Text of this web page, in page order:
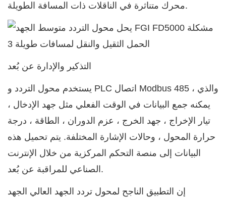
محرك متناثرة في الناقلات ذات المسافة الطويلة.
التذكير والإدارة عن بُعد
يستخدم محول التردد و PLC اتصال Modbus 485 ، والذي
يمكنه جمع البيانات في الوقت الفعلي مثل جهد الإدخال ،
تيار الإخراج ، جهد الخرج ، عزم الدوران ، الطاقة ، درجة
حرارة المحول ، وحالات الإشارة المختلفة. يتم تحميل هذه
البيانات إلى منصة التحكم المركزية من خلال الإنترنت
الصناعي للمراقبة عن بُعد.
إن التطبيق الناجح لمحول تردد الجهد العالي الجهد